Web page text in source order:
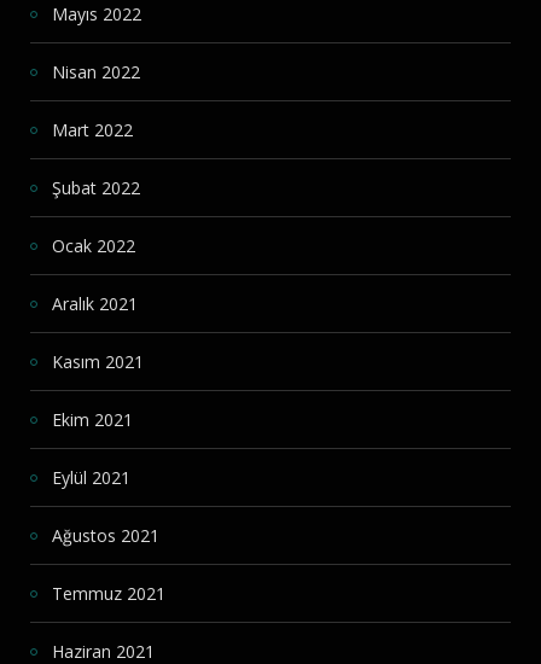
Mayıs 2022
Nisan 2022
Mart 2022
Şubat 2022
Ocak 2022
Aralık 2021
Kasım 2021
Ekim 2021
Eylül 2021
Ağustos 2021
Temmuz 2021
Haziran 2021